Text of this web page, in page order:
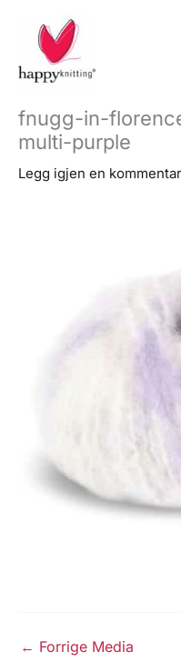
innholdet
fnugg-in-
multi-purple
Legg igjen en kommentar
← Forrige Media